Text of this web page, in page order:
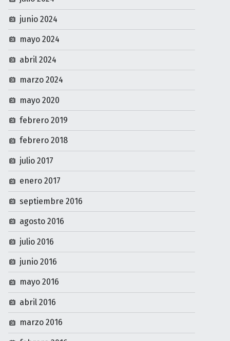
junio 2024
mayo 2024
abril 2024
marzo 2024
mayo 2020
febrero 2019
febrero 2018
julio 2017
enero 2017
septiembre 2016
agosto 2016
julio 2016
junio 2016
mayo 2016
abril 2016
marzo 2016